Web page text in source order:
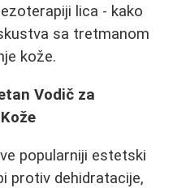
lica - kako
sa tretmanom
kože.
Vodič za
popularniji estetski
protiv dehidratacije,